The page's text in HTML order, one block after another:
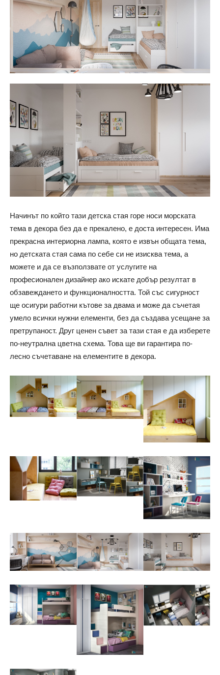
Начинът по който тази детска стая горе носи морската
тема в декора без да е прекалено, е доста интересен. Има
прекрасна интериорна лампа, която е извън общата тема,
но детската стая сама по себе си не изисква тема, а
можете и да се възползвате от услугите на
професионален дизайнер ако искате добър резултат в
обзавеждането и функционалността. Той със сигурност
ще осигури работни кътове за двама и може да съчетая
умело всички нужни елементи, без да създава усещане за
претрупаност. Друг ценен съвет за тази стая е да изберете
по-неутрална цветна схема. Това ще ви гарантира по-
лесно съчетаване на елементите в декора.